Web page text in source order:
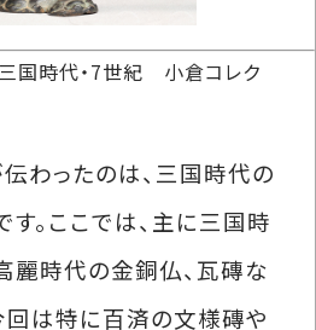
時代・7世紀 小倉コレク
わったのは、三国時代の
。ここでは、主に三国時
麗時代の金銅仏、瓦磚な
回は特に百済の文様磚や